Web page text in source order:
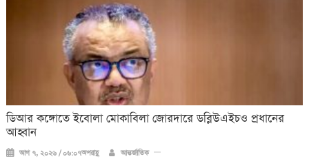
ডিআর কঙ্গোতে ইবোলা মোকাবিলা জোরদারে ডব্লিউএইচও প্রধানের
আহ্বান
আগ ৭, ২০২৬ / ০৬:০৭অপরাহ্ণ আন্তর্জাতিক